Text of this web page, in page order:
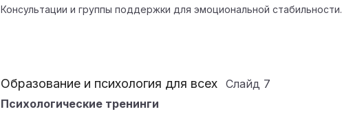
Консультации и группы поддержки для эмоциональной стабильности.
Образование и психология для всех Слайд 7
Психологические тренинги